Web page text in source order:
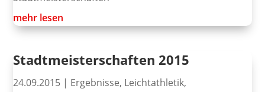
mehr lesen
Stadtmeisterschaften 2015
24.09.2015 | Ergebnisse, Leichtathletik,